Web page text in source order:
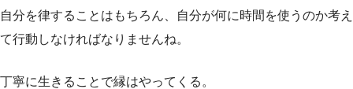
自分を律することはもちろん、自分が何に時間を使うのか考え
て行動しなければなりませんね。
丁寧に生きることで縁はやってくる。